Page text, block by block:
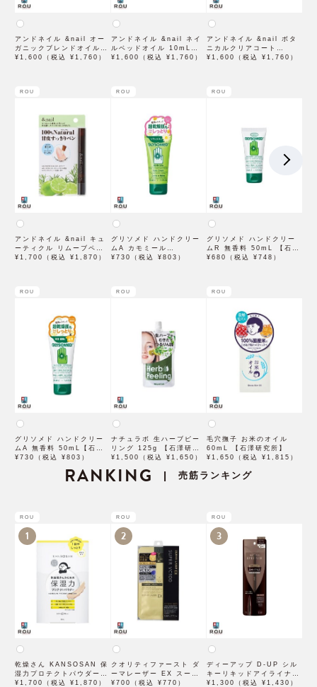
アンドネイル &nail オー
ガニックブレンドオイル
10mL【石澤研究所】
¥1,600（税込 ¥1,760）
アンドネイル &nail ネイ
ルベッドオイル 10mL【石
澤研究所】
¥1,600（税込 ¥1,760）
アンドネイル &nail ボタ
ニカルクリアコート
10mL【石澤研究所】
¥1,600（税込 ¥1,760）
ROU
アンドネイル &nail キュ
ーティクル リムーブペン
1.8mL【石澤研究所】
¥1,700（税込 ¥1,870）
ROU
グリソメド ハンドクリー
ムA カモミール
50mL【石澤研究所】
¥730（税込 ¥803）
ROU
グリソメド ハンドクリー
ムR 無香料 50mL 【石澤
研究所】
¥680（税込 ¥748）
ROU
グリソメド ハンドクリー
ムA 無香料 50mL【石澤
研究所】
¥730（税込 ¥803）
ROU
ナチュラボ 生ハーブピー
リング 125g 【石澤研究
所】
¥1,500（税込 ¥1,650）
ROU
毛穴撫子 お米のオイル
60mL 【石澤研究所】
¥1,650（税込 ¥1,815）
RANKING | 売筋ランキング
ROU
1
乾燥さん KANSOSAN 保
湿力プロテクトパウダー
10g【BCLカンパニー】
¥1,700（税込 ¥1,870）
ROU
2
クオリティファースト ダ
ーマレーザー EX スーパ
ー VC100 マスク 1枚入
¥700（税込 ¥770）
ROU
3
ディーアップ D-UP シル
キーリキッドアイライナー
WP ブラウンブラック
¥1,300（税込 ¥1,430）